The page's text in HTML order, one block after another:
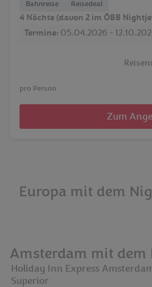
Bahnreise Reisedeal
4 Nächte (davon 2 im ÖBB
Termine: 05.04.2026 -
pro Person
Zum
Europa mit dem
Amsterdam mit dem
Holiday Inn Express
Superior